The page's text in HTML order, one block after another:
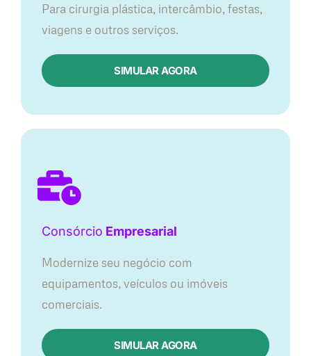
Para cirurgia plástica, intercâmbio, festas,
viagens e outros serviços.
SIMULAR AGORA
Consórcio Empresarial
Modernize seu negócio com
equipamentos, veículos ou imóveis
comerciais.
SIMULAR AGORA